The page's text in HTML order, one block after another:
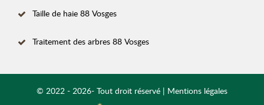
Taille de haie 88 Vosges
Traitement des arbres 88 Vosges
© 2022 - 2026- Tout droit réservé | Mentions légales